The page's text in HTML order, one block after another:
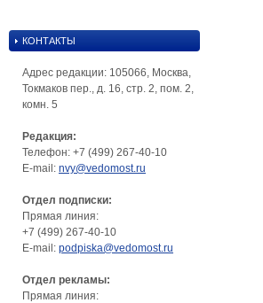
КОНТАКТЫ
Адрес редакции: 105066, Москва,
Токмаков пер., д. 16, стр. 2, пом. 2,
комн. 5
Редакция:
Телефон: +7 (499) 267-40-10
E-mail: nvy@vedomost.ru
Отдел подписки:
Прямая линия:
+7 (499) 267-40-10
E-mail: podpiska@vedomost.ru
Отдел рекламы:
Прямая линия: